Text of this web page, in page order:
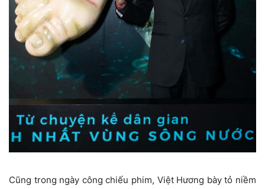
Cũng trong ngày công chiếu phim, Việt Hương bày tỏ niềm